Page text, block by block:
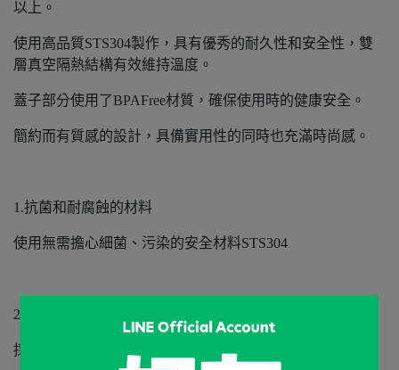
以上。
使用高品質STS304製作，具有優秀的耐久性和安全性，雙
層真空隔熱結構有效維持溫度。
蓋子部分使用了BPAFree材質，確保使用時的健康安全。
簡約而有質感的設計，具備實用性的同時也充滿時尚感。
1.抗菌和耐腐蝕的材料
使用無需擔心細菌、污染的安全材料STS304
2.雙層結構
採用真空處理的雙層結構，加強保温、保冷性能